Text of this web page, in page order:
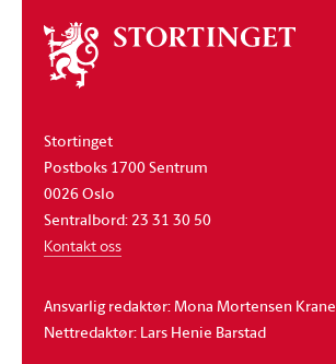
Om
stortinget
Stortinget
Postboks 1700 Sentrum
0026 Oslo
Sentralbord: 23 31 30 50
Kontakt oss
Ansvarlig redaktør: Mona Mortensen Krane
Nettredaktør: Lars Henie Barstad